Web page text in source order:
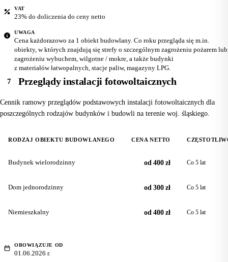
VAT
23% do doliczenia do ceny netto
UWAGA
Cena każdorazowo za 1 obiekt budowlany. Co roku przegląda się m.in.
obiekty, w których znajdują się strefy o szczególnym zagrożeniu pożarem lub
zagrożeniu wybuchem, wilgotne / mokre, a także budynki
z materiałów łatwopalnych, stacje paliw, magazyny LPG.
7 Przeglądy instalacji fotowoltaicznych
Cennik ramowy przeglądów podstawowych instalacji fotowoltaicznych dla
poszczególnych rodzajów budynków i budowli na terenie woj. śląskiego.
RODZAJ OBIEKTU BUDOWLANEGO CENA NETTO
Budynek wielorodzinny od 400 zł Co 5 lat
Dom jednorodzinny od 300 zł Co 5 lat
Niemieszkalny od 400 zł Co 5 lat
OBOWIĄZUJE OD
01.06.2026 r.